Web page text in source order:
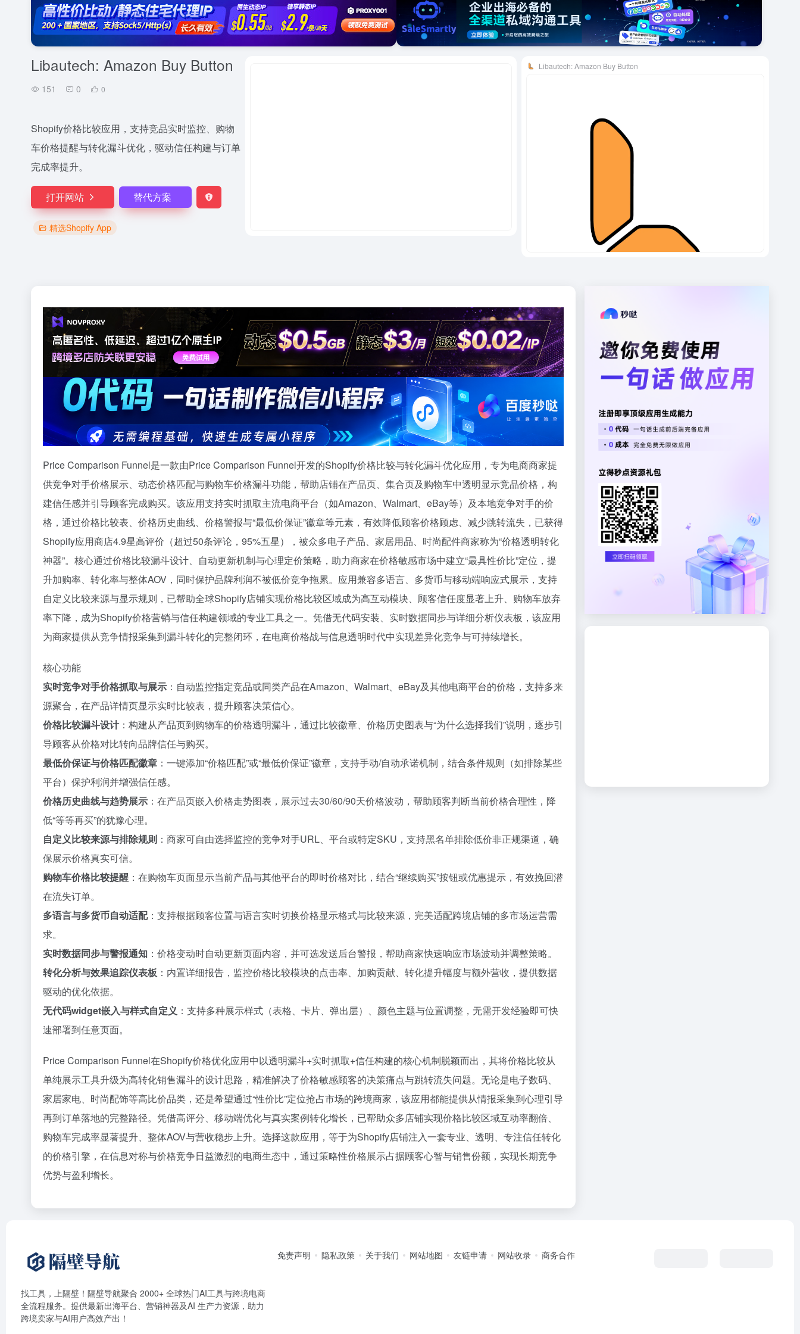
Libautech: Amazon Buy Button
151 0 0
Shopify价格比较应用，支持竞品实时监控、购物
车价格提醒与转化漏斗优化，驱动信任构建与订单
完成率提升。
打开网站 替代方案
精选Shopify App
Libautech: Amazon Buy Button
Price Comparison Funnel是一款由Price Comparison Funnel开发的Shopify价格比较与转化漏斗优化应用，专为电商商家提
供竞争对手价格展示、动态价格匹配与购物车价格漏斗功能，帮助店铺在产品页、集合页及购物车中透明显示竞品价格，构
建信任感并引导顾客完成购买。该应用支持实时抓取主流电商平台（如Amazon、Walmart、eBay等）及本地竞争对手的价
格，通过价格比较表、价格历史曲线、价格警报与“最低价保证”徽章等元素，有效降低顾客价格顾虑、减少跳转流失，已获得
Shopify应用商店4.9星高评价（超过50条评论，95%五星），被众多电子产品、家居用品、时尚配件商家称为“价格透明转化
神器”。核心通过价格比较漏斗设计、自动更新机制与心理定价策略，助力商家在价格敏感市场中建立“最具性价比”定位，提
升加购率、转化率与整体AOV，同时保护品牌利润不被低价竞争拖累。应用兼容多语言、多货币与移动端响应式展示，支持
自定义比较来源与显示规则，已帮助全球Shopify店铺实现价格比较区域成为高互动模块、顾客信任度显著上升、购物车放弃
率下降，成为Shopify价格营销与信任构建领域的专业工具之一。凭借无代码安装、实时数据同步与详细分析仪表板，该应用
为商家提供从竞争情报采集到漏斗转化的完整闭环，在电商价格战与信息透明时代中实现差异化竞争与可持续增长。
核心功能
实时竞争对手价格抓取与展示 ：自动监控指定竞品或同类产品在Amazon、Walmart、eBay及其他电商平台的价格，支持多来
源聚合，在产品详情页显示实时比较表，提升顾客决策信心。
价格比较漏斗设计：构建从产品页到购物车的价格透明漏斗，通过比较徽章、价格历史图表与“为什么选择我们”说明，逐步引
导顾客从价格对比转向品牌信任与购买。
最低价保证与价格匹配徽章 ：一键添加“价格匹配”或“最低价保证”徽章，支持手动/自动承诺机制，结合条件规则（如排除某些
平台）保护利润并增强信任感。
价格历史曲线与趋势展示 ：在产品页嵌入价格走势图表，展示过去30/60/90天价格波动，帮助顾客判断当前价格合理性，降
低“等等再买”的犹豫心理。
自定义比较来源与排除规则 ：商家可自由选择监控的竞争对手URL、平台或特定SKU，支持黑名单排除低价非正规渠道，确
保展示价格真实可信。
购物车价格比较提醒 ：在购物车页面显示当前产品与其他平台的即时价格对比，结合“继续购买”按钮或优惠提示，有效挽回潜
在流失订单。
多语言与多货币自动适配：支持根据顾客位置与语言实时切换价格显示格式与比较来源，完美适配跨境店铺的多市场运营需
求。
实时数据同步与警报通知 ：价格变动时自动更新页面内容，并可选发送后台警报，帮助商家快速响应市场波动并调整策略。
转化分析与效果追踪仪表板 ：内置详细报告，监控价格比较模块的点击率、加购贡献、转化提升幅度与额外营收，提供数据
驱动的优化依据。
无代码widget嵌入与样式自定义 ：支持多种展示样式（表格、卡片、弹出层）、颜色主题与位置调整，无需开发经验即可快
速部署到任意页面。
Price Comparison Funnel在Shopify价格优化应用中以透明漏斗+实时抓取+信任构建的核心机制脱颖而出，其将价格比较从
单纯展示工具升级为高转化销售漏斗的设计思路，精准解决了价格敏感顾客的决策痛点与跳转流失问题。无论是电子数码、
家居家电、时尚配饰等高比价品类，还是希望通过“性价比”定位抢占市场的跨境商家，该应用都能提供从情报采集到心理引导
再到订单落地的完整路径。凭借高评分、移动端优化与真实案例转化增长，已帮助众多店铺实现价格比较区域互动率翻倍、
购物车完成率显著提升、整体AOV与营收稳步上升。选择这款应用，等于为Shopify店铺注入一套专业、透明、专注信任转化
的价格引擎，在信息对称与价格竞争日益激烈的电商生态中，通过策略性价格展示占据顾客心智与销售份额，实现长期竞争
优势与盈利增长。
找工具，上隔壁！隔壁导航聚合 2000+ 全球热门AI工具与跨境电商
全流程服务。提供最新出海平台、营销神器及AI 生产力资源，助力
跨境卖家与AI用户高效产出！
免责声明 隐私政策 关于我们 网站地图 友链申请 网站收录 商务合作